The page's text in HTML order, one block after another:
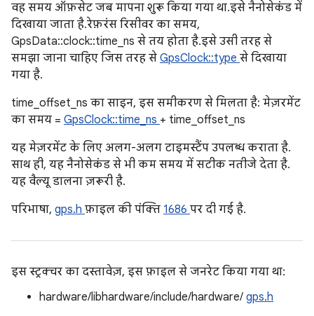
वह समय ऑफ़सेट जब मापना शुरू किया गया था. इसे नैनोसेकंड में
दिखाया जाता है. रेफ़रंस रिसीवर का समय,
GpsData::clock::time_ns से तय होता है. इसे उसी तरह से
समझा जाना चाहिए जिस तरह से GpsClock::type से दिखाया
गया है.
time_offset_ns का साइन, इस समीकरण से मिलता है: मेज़रमेंट
का समय = GpsClock::time_ns + time_offset_ns
यह मेज़रमेंट के लिए अलग-अलग टाइमस्टैंप उपलब्ध कराता है.
साथ ही, यह नैनोसेकंड से भी कम समय में सटीक नतीजे देता है.
यह वैल्यू डालना ज़रूरी है.
परिभाषा, gps.h फ़ाइल की पंक्ति 1686 पर दी गई है.
इस स्ट्रक्चर का दस्तावेज़, इस फ़ाइल से जनरेट किया गया था:
hardware/libhardware/include/hardware/ gps.h